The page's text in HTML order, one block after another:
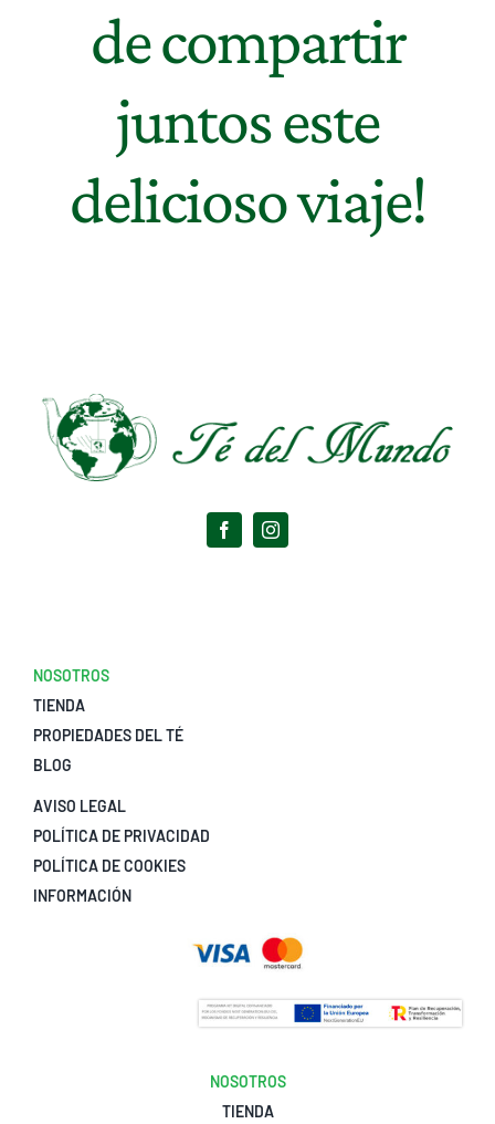
de compartir
juntos este
delicioso viaje!
NOSOTROS
TIENDA
PROPIEDADES DEL TÉ
BLOG
AVISO LEGAL
POLÍTICA DE PRIVACIDAD
POLÍTICA DE COOKIES
INFORMACIÓN
NOSOTROS
TIENDA